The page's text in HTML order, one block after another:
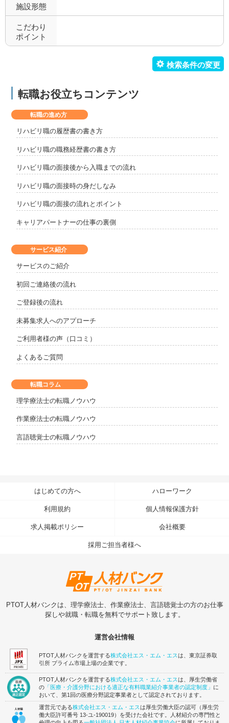
施設形態
こだわり
ポイント
転職お役立ちコンテンツ
サービス紹介
サービスのご紹介
初回ご連絡後の流れ
ご登録後の流れ
未募集求人へのアプローチ
ご利用者様の声（口コミ）
よくあるご質問
転職の進め方
リハビリ職の履歴書の書き方
リハビリ職の職務経歴書の書き方
リハビリ職の面接後から入職までの流れ
リハビリ職の面接時の身だしなみ
リハビリ職の面接の流れとポイント
キャリアパートナーの仕事の裏側
転職コラム
理学療法士の転職ノウハウ
作業療法士の転職ノウハウ
言語聴覚士の転職ノウハウ
はじめての方へ ハローワーク
利用規約 個人情報保護方針
求人掲載ポリシー 会社概要
採用ご担当者様へ
PTOT人材バンクは、理学療法士、作業療法士、言語聴覚士の方のお仕事
探しや就職・転職を無料でサポート致します。
運営会社情報
PTOT人材バンクを運営する株式会社エス・エム・エスは、東京証券取
引所 プライム市場上場の企業です。
PTOT人材バンクを運営する株式会社エス・エム・エスは、厚生労働省
の 「医療・介護分野における適正な有料職業紹介事業者の認定制度」 に
おいて、第1回の医療分野認定事業者として認定されております。
運営元である株式会社エス・エム・エスは厚生労働大臣の認可（厚生労
働大臣許可番号 13-ユ-190019）を受けた会社です。人材紹介の専門性と